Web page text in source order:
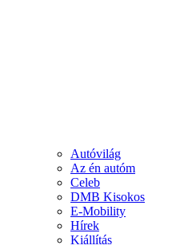
Autóvilág
Az én autóm
Celeb
DMB Kisokos
E-Mobility
Hírek
Kiállítás